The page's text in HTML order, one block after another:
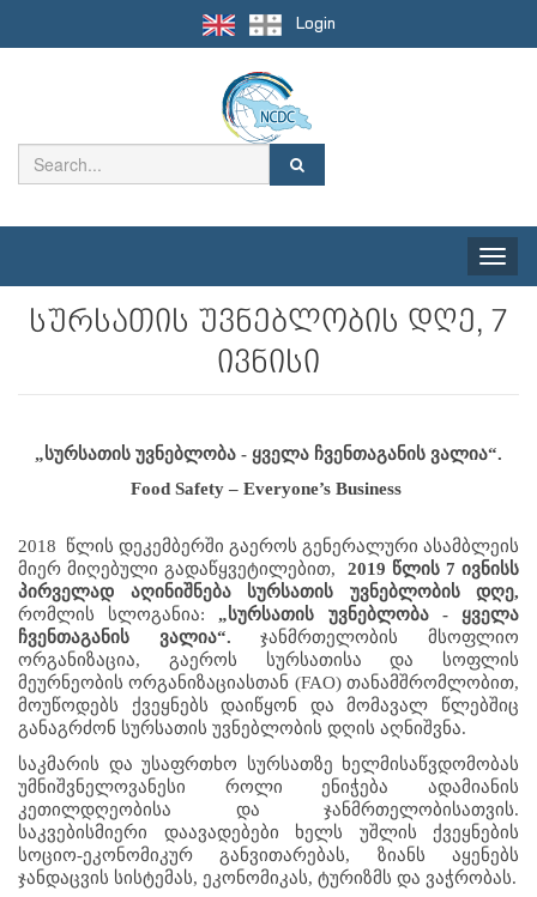
Login
Toggle
სურსათის უვნებლობის დღე, 7
ივნისი
„სურსათის უვნებლობა - ყველა ჩვენთაგანის ვალია“.
Food Safety – Everyone’s Business
2018  წლის დეკემბერში გაეროს გენერალური ასამბლეის
მიერ მიღებული გადაწყვეტილებით, 2019 წლის 7 ივნისს
რომლის სლოგანია: „სურსათის უვნებლობა - ყველა
ჩვენთაგანის ვალია“. ჯანმრთელობის მსოფლიო
ორგანიზაცია, გაეროს სურსათისა და სოფლის
მეურნეობის ორგანიზაციასთან (FAO) თანამშრომლობით,
მოუწოდებს ქვეყნებს დაიწყონ და მომავალ წლებშიც
განაგრძონ სურსათის უვნებლობის დღის აღნიშვნა.
საკმარის და უსაფრთხო სურსათზე ხელმისაწვდომობას
უმნიშვნელოვანესი როლი ენიჭება ადამიანის
კეთილდღეობისა და ჯანმრთელობისათვის.
საკვებისმიერი დაავადებები ხელს უშლის ქვეყნების
სოციო-ეკონომიკურ განვითარებას, ზიანს აყენებს